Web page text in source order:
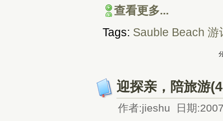
查看更多...
Tags: Sauble Beach 游
迎探亲，陪旅游
作者:jieshu 日期